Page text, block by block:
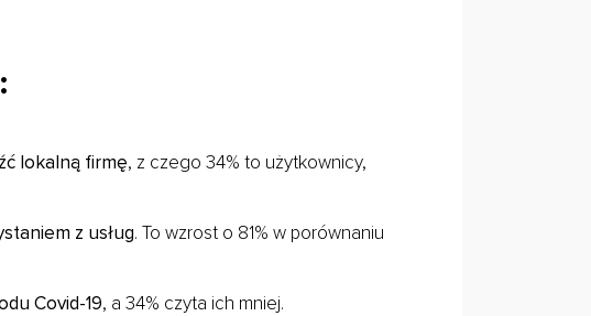
:
lokalną firmę, z czego 34% to użytkownicy,
z usług. To wzrost o 81% w porównaniu
Covid-19, a 34% czyta ich mniej.